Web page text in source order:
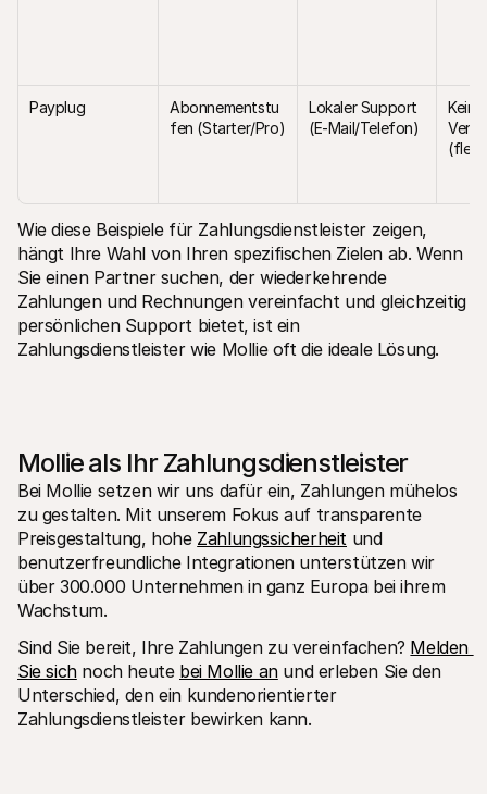
Payplug
Abonnementstu
fen (Starter/Pro)
Lokaler Support
(E-Mail/Telefon)
Keine
Wie diese Beispiele für Zahlungsdienstleister zeigen,
hängt Ihre Wahl von Ihren spezifischen Zielen ab. Wenn
Sie einen Partner suchen, der wiederkehrende
Zahlungen und Rechnungen vereinfacht und gleichzeitig
persönlichen Support bietet, ist ein
Zahlungsdienstleister wie Mollie oft die ideale Lösung.
Mollie als Ihr Zahlungsdienstleister
Bei Mollie setzen wir uns dafür ein, Zahlungen mühelos
zu gestalten. Mit unserem Fokus auf transparente
Preisgestaltung, hohe Zahlungssicherheit und
benutzerfreundliche Integrationen unterstützen wir
über 300.000 Unternehmen in ganz Europa bei ihrem
Wachstum.
Sind Sie bereit, Ihre Zahlungen zu vereinfachen? Melden
Sie sich noch heute bei Mollie an und erleben Sie den
Unterschied, den ein kundenorientierter
Zahlungsdienstleister bewirken kann.